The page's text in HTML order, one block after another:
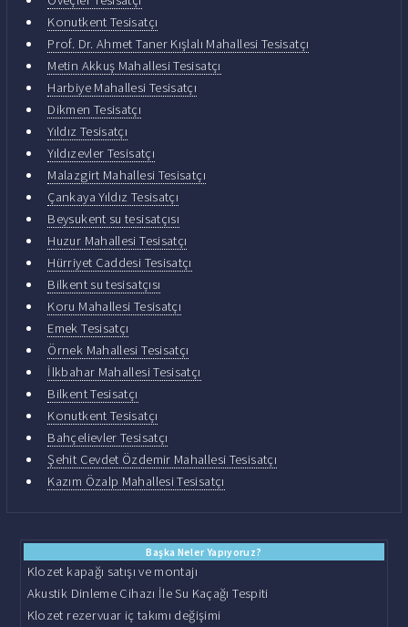
Konutkent Tesisatçı
Prof. Dr. Ahmet Taner Kışlalı Mahallesi Tesisatçı
Metin Akkuş Mahallesi Tesisatçı
Harbiye Mahallesi Tesisatçı
Dikmen Tesisatçı
Yıldız Tesisatçı
Yıldızevler Tesisatçı
Malazgirt Mahallesi Tesisatçı
Çankaya Yıldız Tesisatçı
Beysukent su tesisatçısı
Huzur Mahallesi Tesisatçı
Hürriyet Caddesi Tesisatçı
Bilkent su tesisatçısı
Koru Mahallesi Tesisatçı
Emek Tesisatçı
Örnek Mahallesi Tesisatçı
İlkbahar Mahallesi Tesisatçı
Bilkent Tesisatçı
Konutkent Tesisatçı
Bahçelievler Tesisatçı
Şehit Cevdet Özdemir Mahallesi Tesisatçı
Kazım Özalp Mahallesi Tesisatçı
Başka Neler Yapıyoruz?
Klozet kapağı satışı ve montajı
Akustik Dinleme Cihazı İle Su Kaçağı Tespiti
Klozet rezervuar iç takımı değişimi